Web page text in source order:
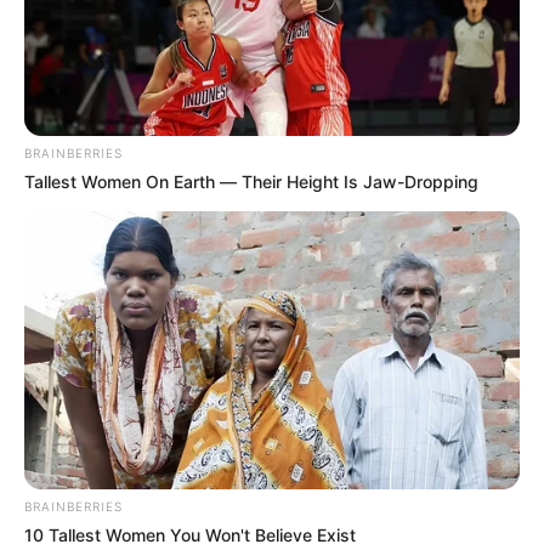
La FM
Por:Ana María Londoño Ortiz
Abril 30, 2021
BRAINBERRIES
Tallest Women On Earth — Their Height Is Jaw-Dropping
BRAINBERRIES
10 Tallest Women You Won't Believe Exist